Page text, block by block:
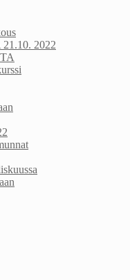
2022